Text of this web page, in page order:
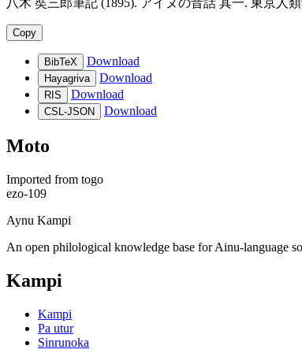
Copy
BibTeX Download
Hayagriva Download
RIS Download
CSL-JSON Download
Moto
Imported from togo
ezo-109
Aynu Kampi
An open philological knowledge base for Ainu-language
Kampi
Kampi
Pa utur
Sinrunoka